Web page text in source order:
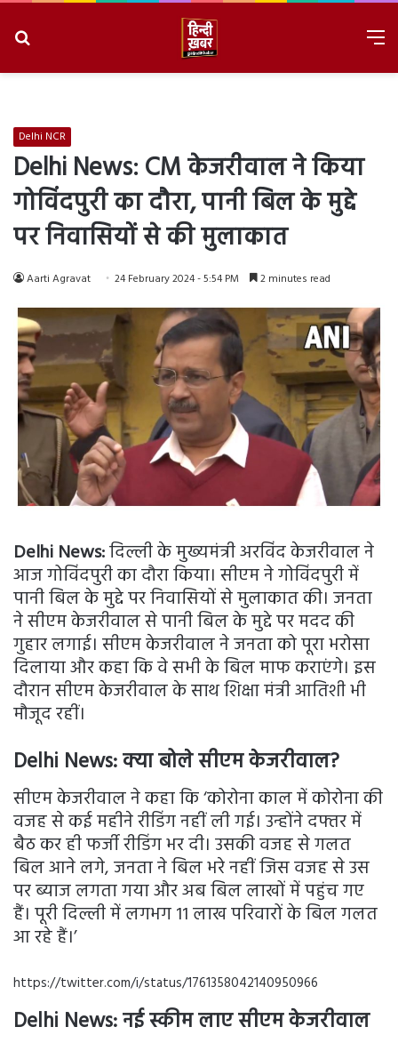
Delhi NCR
Delhi News: CM केजरीवाल ने किया
गोविंदपुरी का दौरा, पानी बिल के मुद्दे
पर निवासियों से की मुलाकात
Aarti Agravat 24 February 2024 - 5:54 PM 2 minutes read
Delhi News:दिल्ली के मुख्यमंत्री अरविंद केजरीवाल ने
आज गोविंदपुरी का दौरा किया। सीएम ने गोविंदपुरी में
पानी बिल के मुद्दे पर निवासियों से मुलाकात की। जनता
ने सीएम केजरीवाल से पानी बिल के मुद्दे पर मदद की
गुहार लगाई। सीएम केजरीवाल ने जनता को पूरा भरोसा
दिलाया और कहा कि वे सभी के बिल माफ कराएंगे। इस
दौरान सीएम केजरीवाल के साथ शिक्षा मंत्री आतिशी भी
मौजूद रहीं।
Delhi News: क्या बोले सीएम केजरीवाल?
सीएम केजरीवाल ने कहा कि ‘कोरोना काल में कोरोना की
वजह से कई महीने रीडिंग नहीं ली गई। उन्होंने दफ्तर में
बैठ कर ही फर्जी रीडिंग भर दी। उसकी वजह से गलत
बिल आने लगे, जनता ने बिल भरे नहीं जिस वजह से उस
पर ब्याज लगता गया और अब बिल लाखों में पहुंच गए
हैं। पूरी दिल्ली में लगभग 11 लाख परिवारों के बिल गलत
आ रहे हैं।’
https://twitter.com/i/status/1761358042140950966
Delhi News: नई स्कीम लाए सीएम केजरीवाल